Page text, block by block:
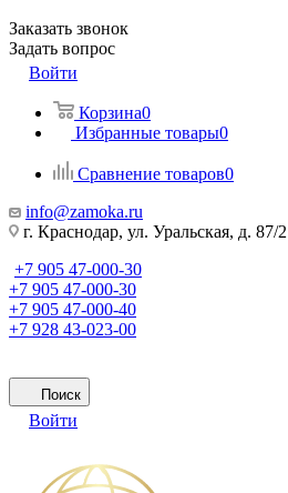
Заказать звонок
Задать вопрос
Войти
Корзина0
Избранные товары0
Сравнение товаров0
info@zamoka.ru
г. Краснодар, ул. Уральская, д. 87/2
+7 905 47-000-30
+7 905 47-000-30
+7 905 47-000-40
+7 928 43-023-00
Поиск
Войти